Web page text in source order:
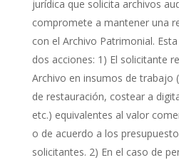
jurídica que solicita archivos
compromete a mantener una
con el Archivo Patrimonial.
dos acciones: 1) El solicitante
Archivo en insumos de trabajo
de restauración, costear a
etc.) equivalentes al valor
o de acuerdo a los
solicitantes. 2) En el caso de